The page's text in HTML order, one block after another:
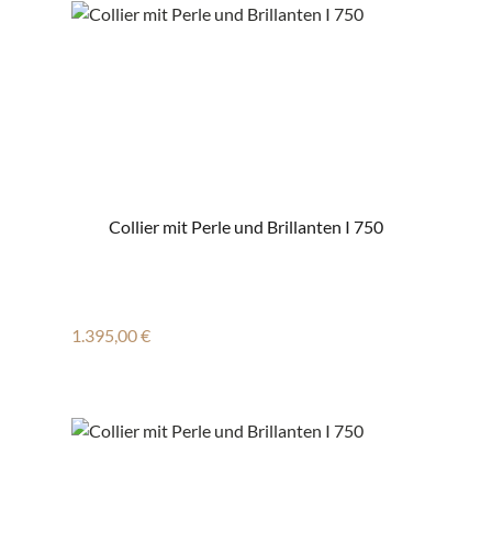
Collier mit Perle und Brillanten I 750
Regulärer Preis:
1.395,00 €